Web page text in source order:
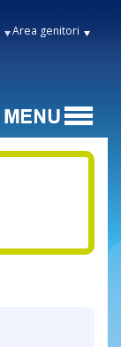
Area genitori